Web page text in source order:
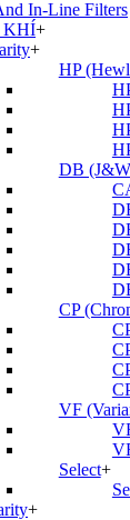
In-Line Filters
KHÍ+
+
HP
DB
CP
VF
Select+
+